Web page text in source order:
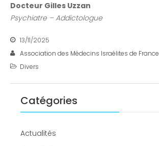
Docteur Gilles Uzzan
Psychiatre – Addictologue
13/11/2025
Association des Médecins Israélites de France
Divers
Catégories
Actualités